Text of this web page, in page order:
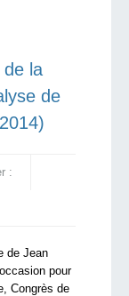
de la
de
:
de Jean
pour
Congrès de